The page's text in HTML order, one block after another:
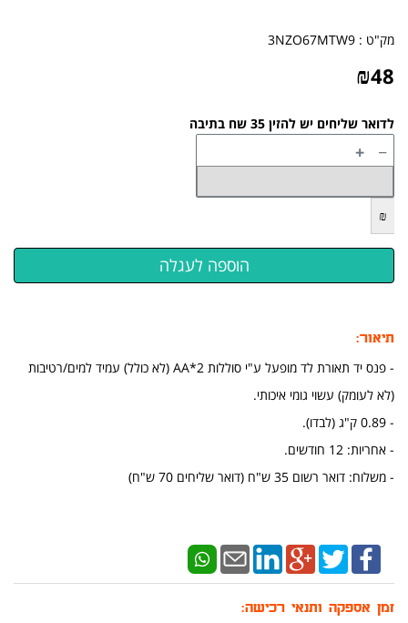
מק"ט : 3NZO67MTW9
₪48
לדואר שליחים יש להזין 35 שח בתיבה
−
+
₪
תיאור:
- פנס יד תאורת לד מופעל ע"י סוללות AA*2 (לא כולל) עמיד למים/רטיבות
(לא לעומק) עשוי גומי איכותי.
- 0.89 ק"ג (לבדו).
- אחריות: 12 חודשים.
- משלוח: דואר רשום 35 ש"ח (דואר שליחים 70 ש"ח)
זמן אספקה ותנאי רכישה: